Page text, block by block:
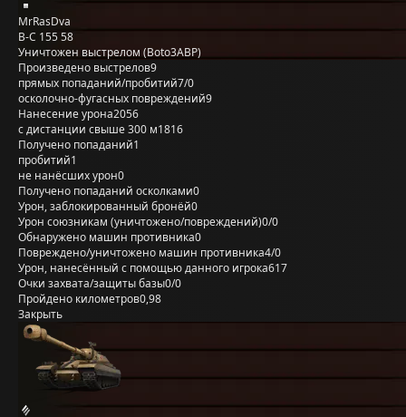
MrRasDva
B-C 155 58
Уничтожен выстрелом (Boto3ABP)
Произведено выстрелов9
прямых попаданий/пробитий7/0
осколочно-фугасных повреждений9
Нанесение урона2056
с дистанции свыше 300 м1816
Получено попаданий1
пробитий1
не нанёсших урон0
Получено попаданий осколками0
Урон, заблокированный бронёй0
Урон союзникам (уничтожено/повреждений)0/0
Обнаружено машин противника0
Повреждено/уничтожено машин противника4/0
Урон, нанесённый с помощью данного игрока617
Очки захвата/защиты базы0/0
Пройдено километров0,98
Закрыть